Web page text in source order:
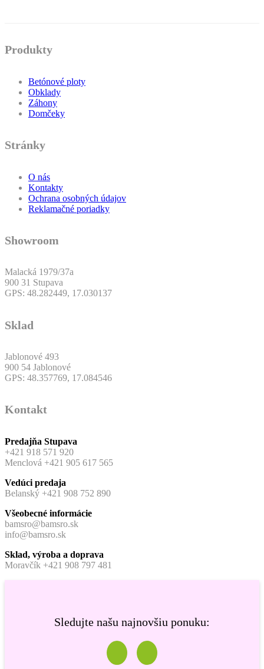
Produkty
Betónové ploty
Obklady
Záhony
Domčeky
Stránky
O nás
Kontakty
Ochrana osobných údajov
Reklamačné poriadky
Showroom
Malacká 1979/37a
900 31 Stupava
GPS: 48.282449, 17.030137
Sklad
Jablonové 493
900 54 Jablonové
GPS: 48.357769, 17.084546
Kontakt
Predajňa Stupava
+421 918 571 920
Menclová +421 905 617 565
Vedúci predaja
Belanský +421 908 752 890
Všeobecné informácie
bamsro@bamsro.sk
info@bamsro.sk
Sklad, výroba a doprava
Moravčík +421 908 797 481
Sledujte našu najnovšiu ponuku: